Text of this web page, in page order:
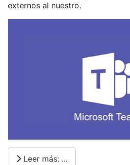
externos al nuestro.
Leer más: ...